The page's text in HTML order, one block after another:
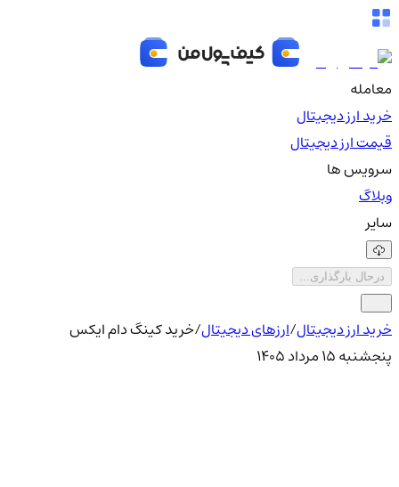
معامله
خرید ارز دیجیتال
قیمت ارز دیجیتال
سرویس ها
وبلاگ
سایر
درحال بارگذاری...
خرید ارز دیجیتال/ارزهای دیجیتال/خرید کینگ دام ایکس
پنجشنبه ۱۵ مرداد ۱۴۰۵